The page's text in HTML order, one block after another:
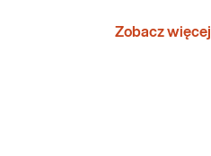
Zobacz więcej